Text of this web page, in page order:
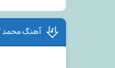
آهنگ محمد